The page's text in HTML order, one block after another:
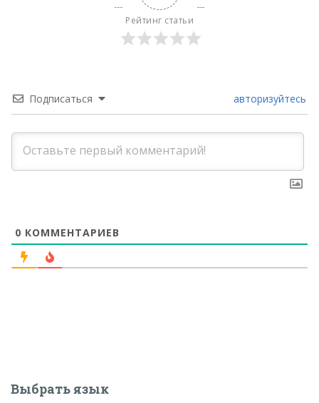
Рейтинг статьи
Подписаться авторизуйтесь
0 КОММЕНТАРИЕВ
Выбрать язык